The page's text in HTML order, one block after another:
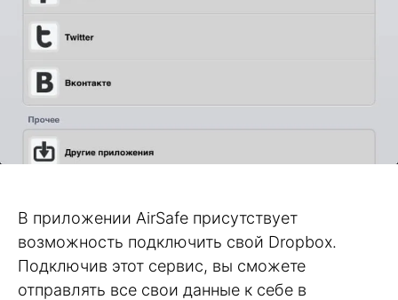
В приложении AirSafe присутствует
возможность подключить свой Dropbox.
Подключив этот сервис, вы сможете
отправлять все свои данные к себе в